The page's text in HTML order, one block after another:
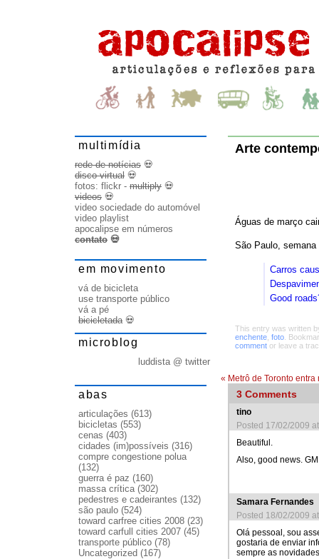
Arte
Águas de março
São Paulo, semana
Carros
Good
This entry was written
enchente foto .
comment or leave a
« Metrô de Toronto entra
3 Comments
tino
Posted 17/02/2009
Beautiful.
Also, good news.
Samara Fernandes
Posted 18/02/2009
Olá pessoal, sou
gostaria de enviar
sempre as
multimídia
rede de notícias 💀
disco virtual 💀
fotos: flickr - multiply 💀
videos 💀
video sociedade do automóvel
video playlist
apocalipse em números
contato 💀
em movimento
vá de bicicleta
use transporte público
vá a pé
bicicletada💀
microblog
luddista @ twitter
abas
articulações (613)
bicicletas (553)
cenas (403)
cidades (im)possíveis (316)
compre congestione polua
(132)
guerra é paz (160)
massa crítica(302)
pedestres e cadeirantes (132)
são paulo (524)
toward carfree cities 2008 (23)
toward carfull cities 2007 (45)
transporte público (78)
Uncategorized (167)